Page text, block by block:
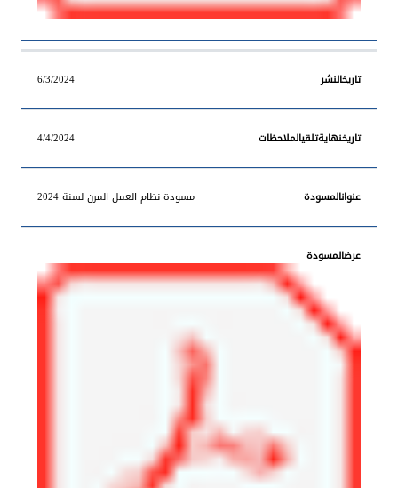
6/3/2024
4/4/2024
مسودة نظام العمل المرن لسنة 2024